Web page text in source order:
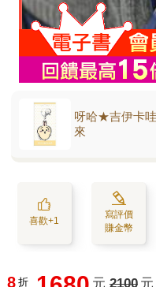
呀哈★吉伊卡
來
喜歡+1
寫評價
賺金幣
8 折 元 2100 元